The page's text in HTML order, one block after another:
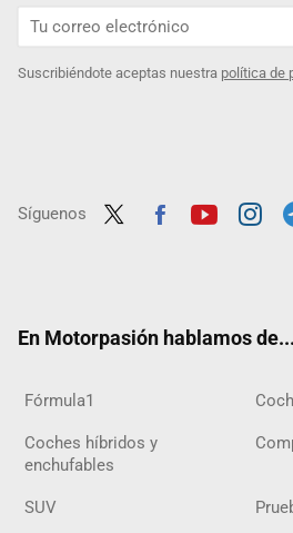
Suscribiéndote aceptas nuestra política de
Síguenos
En Motorpasión hablamos de...
Fórmula1
Coches híbridos y
enchufables
SUV